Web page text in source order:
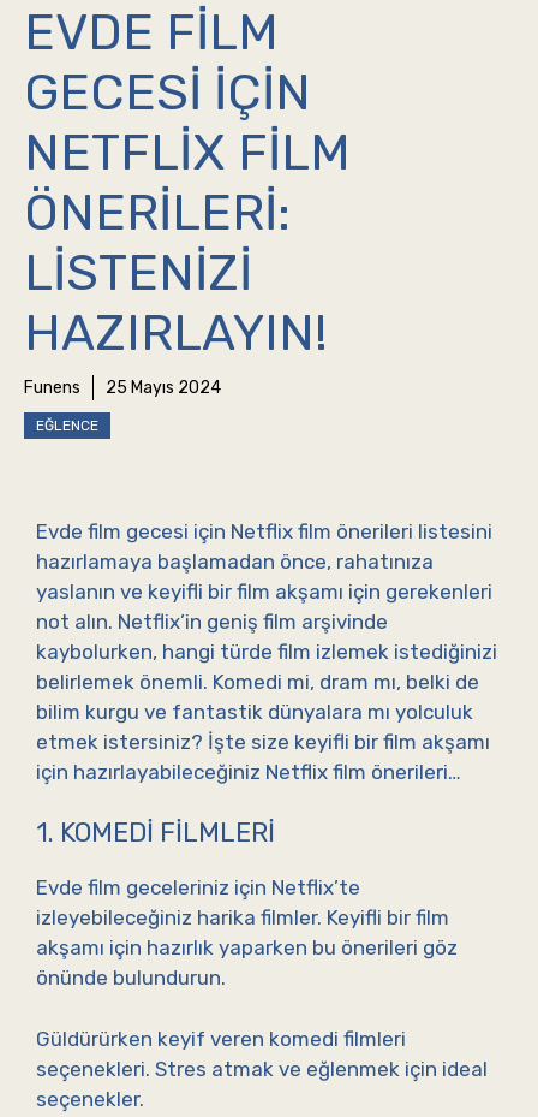
EVDE FILM
GECESI İÇIN
NETFLIX FILM
ÖNERILERI:
LISTENIZI
HAZIRLAYIN!
Funens 25 Mayıs 2024
EĞLENCE
Evde film gecesi için Netflix film önerileri listesini
hazırlamaya başlamadan önce, rahatınıza
yaslanın ve keyifli bir film akşamı için gerekenleri
not alın. Netflix’in geniş film arşivinde
kaybolurken, hangi türde film izlemek istediğinizi
belirlemek önemli. Komedi mi, dram mı, belki de
bilim kurgu ve fantastik dünyalara mı yolculuk
etmek istersiniz? İşte size keyifli bir film akşamı
için hazırlayabileceğiniz Netflix film önerileri…
1. KOMEDI FILMLERI
Evde film geceleriniz için Netflix’te
izleyebileceğiniz harika filmler. Keyifli bir film
akşamı için hazırlık yaparken bu önerileri göz
önünde bulundurun.
Güldürürken keyif veren komedi filmleri
seçenekleri. Stres atmak ve eğlenmek için ideal
seçenekler.